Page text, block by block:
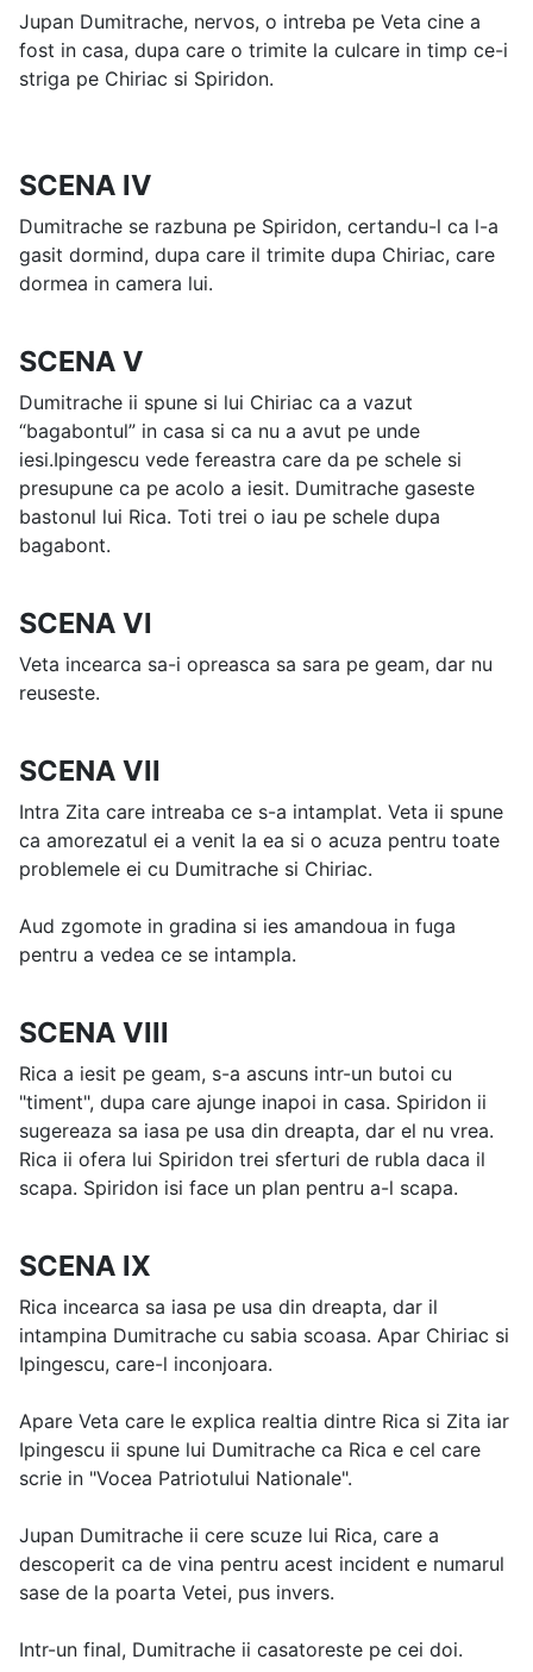
Jupan Dumitrache, nervos, o intreba pe Veta cine a
fost in casa, dupa care o trimite la culcare in timp ce-i
striga pe Chiriac si Spiridon.
SCENA IV
Dumitrache se razbuna pe Spiridon, certandu-l ca l-a
gasit dormind, dupa care il trimite dupa Chiriac, care
dormea in camera lui.
SCENA V
Dumitrache ii spune si lui Chiriac ca a vazut
“bagabontul” in casa si ca nu a avut pe unde
iesi.Ipingescu vede fereastra care da pe schele si
presupune ca pe acolo a iesit. Dumitrache gaseste
bastonul lui Rica. Toti trei o iau pe schele dupa
bagabont.
SCENA VI
Veta incearca sa-i opreasca sa sara pe geam, dar nu
reuseste.
SCENA VII
Intra Zita care intreaba ce s-a intamplat. Veta ii spune
ca amorezatul ei a venit la ea si o acuza pentru toate
problemele ei cu Dumitrache si Chiriac.
Aud zgomote in gradina si ies amandoua in fuga
pentru a vedea ce se intampla.
SCENA VIII
Rica a iesit pe geam, s-a ascuns intr-un butoi cu
"timent", dupa care ajunge inapoi in casa. Spiridon ii
sugereaza sa iasa pe usa din dreapta, dar el nu vrea.
Rica ii ofera lui Spiridon trei sferturi de rubla daca il
scapa. Spiridon isi face un plan pentru a-l scapa.
SCENA IX
Rica incearca sa iasa pe usa din dreapta, dar il
intampina Dumitrache cu sabia scoasa. Apar Chiriac si
Ipingescu, care-l inconjoara.
Apare Veta care le explica realtia dintre Rica si Zita iar
Ipingescu ii spune lui Dumitrache ca Rica e cel care
scrie in "Vocea Patriotului Nationale".
Jupan Dumitrache ii cere scuze lui Rica, care a
descoperit ca de vina pentru acest incident e numarul
sase de la poarta Vetei, pus invers.
Intr-un final, Dumitrache ii casatoreste pe cei doi.